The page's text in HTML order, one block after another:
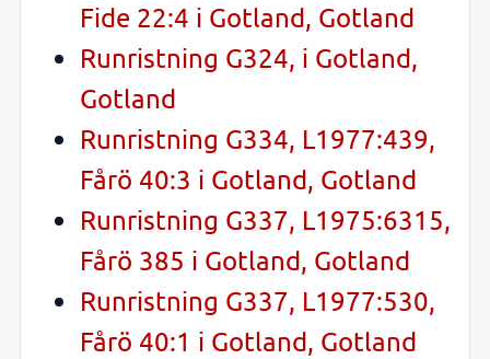
Fide 22:4 i Gotland, Gotland
Runristning G324, i Gotland,
Gotland
Runristning G334, L1977:439,
Fårö 40:3 i Gotland, Gotland
Runristning G337, L1975:6315,
Fårö 385 i Gotland, Gotland
Runristning G337, L1977:530,
Fårö 40:1 i Gotland, Gotland